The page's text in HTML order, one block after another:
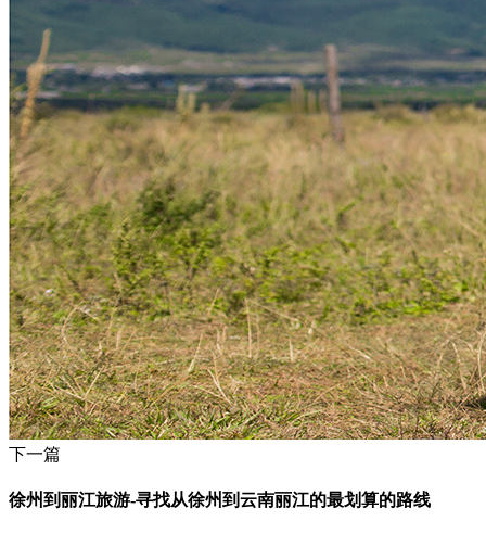
下一篇
徐州到丽江旅游-寻找从徐州到云南丽江的最划算的路线